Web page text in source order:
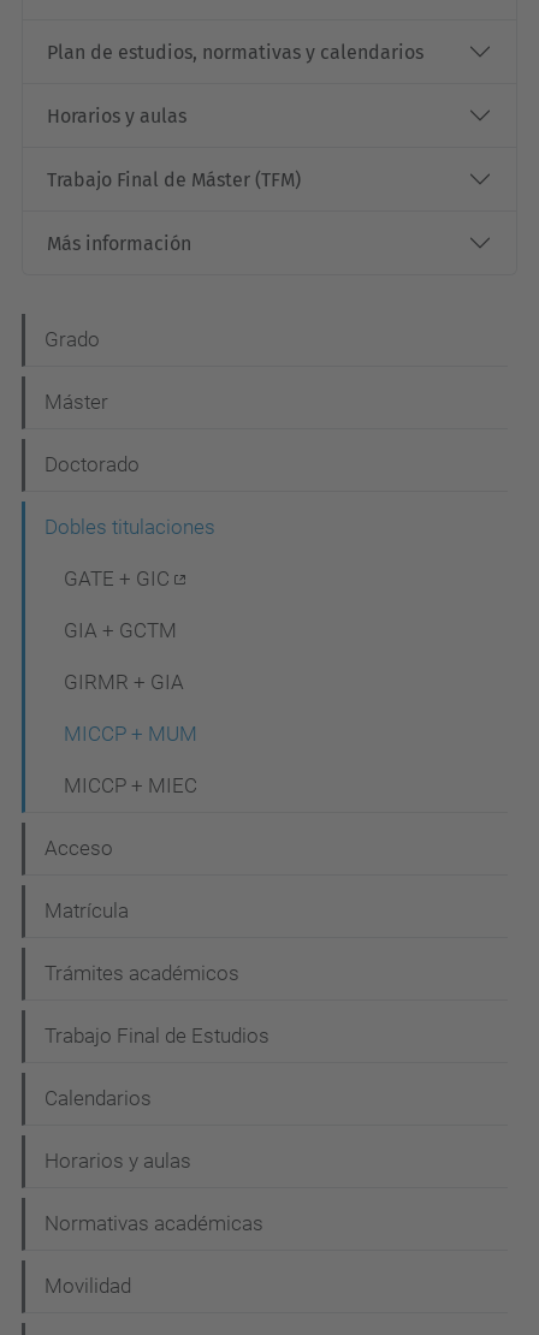
Plan de estudios, normativas y calendarios
Horarios y aulas
Trabajo Final de Máster (TFM)
Más información
a
v
g
Grado
Máster
Doctorado
Dobles titulaciones
GATE + GIC
GIA + GCTM
GIRMR + GIA
MICCP + MUM
MICCP + MIEC
Acceso
Matrícula
Trámites académicos
Trabajo Final de Estudios
Calendarios
Horarios y aulas
Normativas académicas
Movilidad